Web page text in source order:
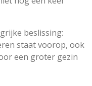
beslissing:
staat voorop, ook
een groter gezin